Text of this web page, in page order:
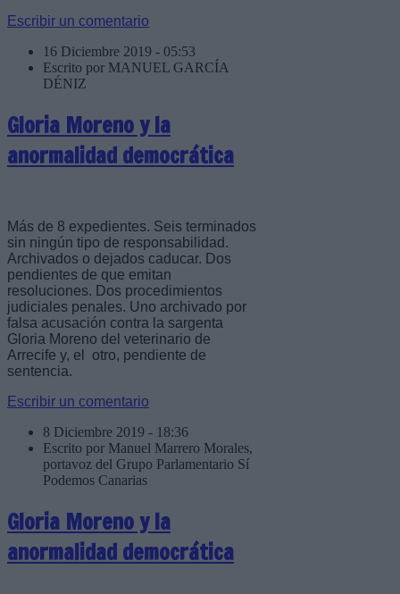
Escribir un comentario
16 Diciembre 2019 - 05:53
Escrito por MANUEL GARCÍA
DÉNIZ
Gloria Moreno y la
anormalidad democrática
Más de 8 expedientes. Seis terminados
sin ningún tipo de responsabilidad.
Archivados o dejados caducar. Dos
pendientes de que emitan
resoluciones. Dos procedimientos
judiciales penales. Uno archivado por
falsa acusación contra la sargenta
Gloria Moreno del veterinario de
Arrecife y, el otro, pendiente de
sentencia.
Escribir un comentario
8 Diciembre 2019 - 18:36
Escrito por Manuel Marrero Morales,
portavoz del Grupo Parlamentario Sí
Podemos Canarias
Gloria Moreno y la
anormalidad democrática